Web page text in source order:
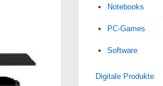
Notebooks
PC-Games
Software
Digitale Produkte